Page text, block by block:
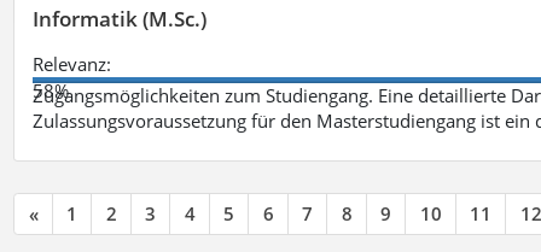
Informatik (M.Sc.)
Relevanz:
58%
Zugangsmöglichkeiten zum Studiengang. Eine detaillierte
Zulassungsvoraussetzung für den Masterstudiengang ist
« 1 2 3 4 5 6 7 8 9 10 11 12